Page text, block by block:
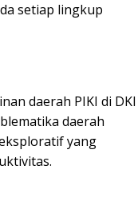
setiap lingkup
daerah PIKI di DKI
daerah
yang